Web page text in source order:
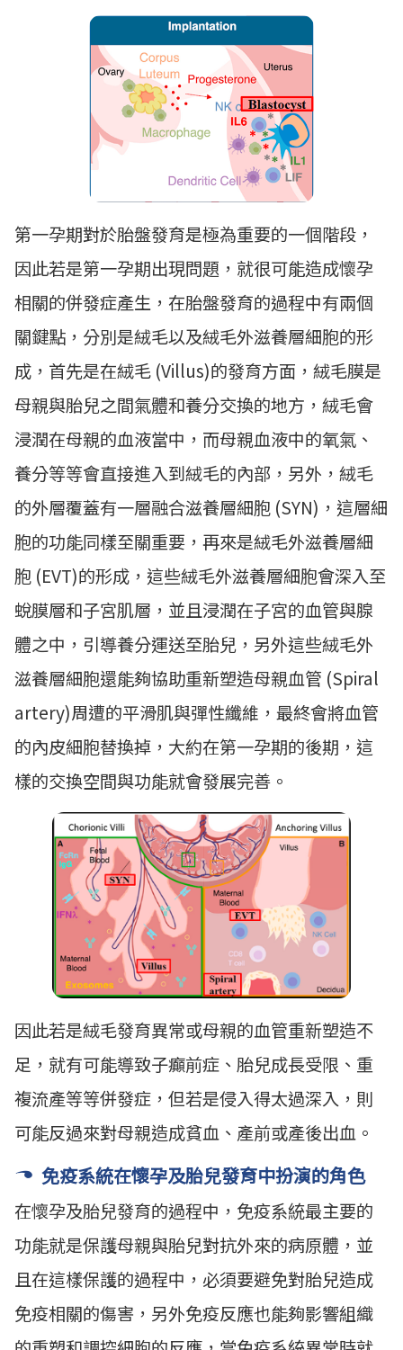
第一孕期對於胎盤發育是極為重要的一個階段，
因此若是第一孕期出現問題，就很可能造成懷孕
相關的併發症產生，在胎盤發育的過程中有兩個
關鍵點，分別是絨毛以及絨毛外滋養層細胞的形
成，首先是在絨毛 (Villus)的發育方面，絨毛膜是
母親與胎兒之間氣體和養分交換的地方，絨毛會
浸潤在母親的血液當中，而母親血液中的氧氣、
養分等等會直接進入到絨毛的內部，另外，絨毛
的外層覆蓋有一層融合滋養層細胞 (SYN)，這層細
胞的功能同樣至關重要，再來是絨毛外滋養層細
胞 (EVT)的形成，這些絨毛外滋養層細胞會深入至
蛻膜層和子宮肌層，並且浸潤在子宮的血管與腺
體之中，引導養分運送至胎兒，另外這些絨毛外
滋養層細胞還能夠協助重新塑造母親血管 (Spiral
artery)周遭的平滑肌與彈性纖維，最終會將血管
的內皮細胞替換掉，大約在第一孕期的後期，這
樣的交換空間與功能就會發展完善。
因此若是絨毛發育異常或母親的血管重新塑造不
足，就有可能導致子癲前症、胎兒成長受限、重
複流產等等併發症，但若是侵入得太過深入，則
可能反過來對母親造成貧血、產前或產後出血。
免疫系統在懷孕及胎兒發育中扮演的角色
在懷孕及胎兒發育的過程中，免疫系統最主要的
功能就是保護母親與胎兒對抗外來的病原體，並
且在這樣保護的過程中，必須要避免對胎兒造成
免疫相關的傷害，另外免疫反應也能夠影響組織